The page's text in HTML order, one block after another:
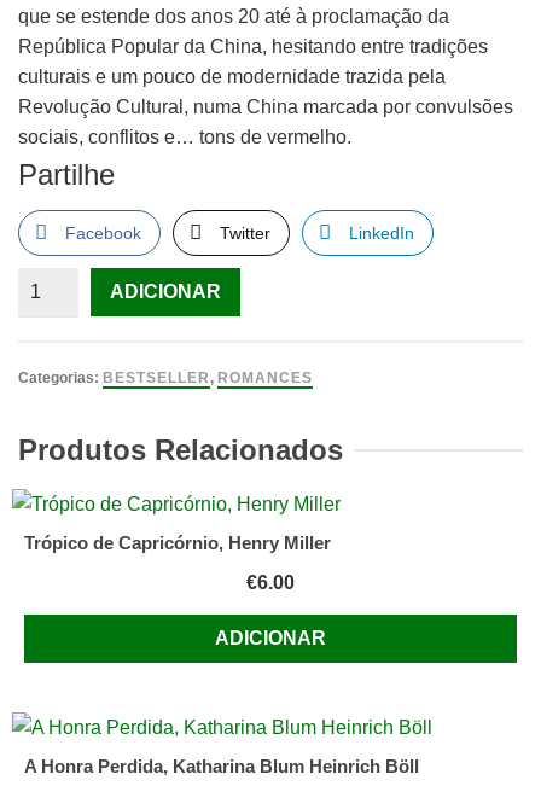
que se estende dos anos 20 até à proclamação da
República Popular da China, hesitando entre tradições
culturais e um pouco de modernidade trazida pela
Revolução Cultural, numa China marcada por convulsões
sociais, conflitos e… tons de vermelho.
Partilhe
Facebook Twitter LinkedIn
Quantidade
Da
WEI
ADICIONAR
Categorias: BESTSELLER , ROMANCES
Produtos Relacionados
Trópico de Capricórnio, Henry Miller
€6.00
ADICIONAR
A Honra Perdida, Katharina Blum Heinrich Böll